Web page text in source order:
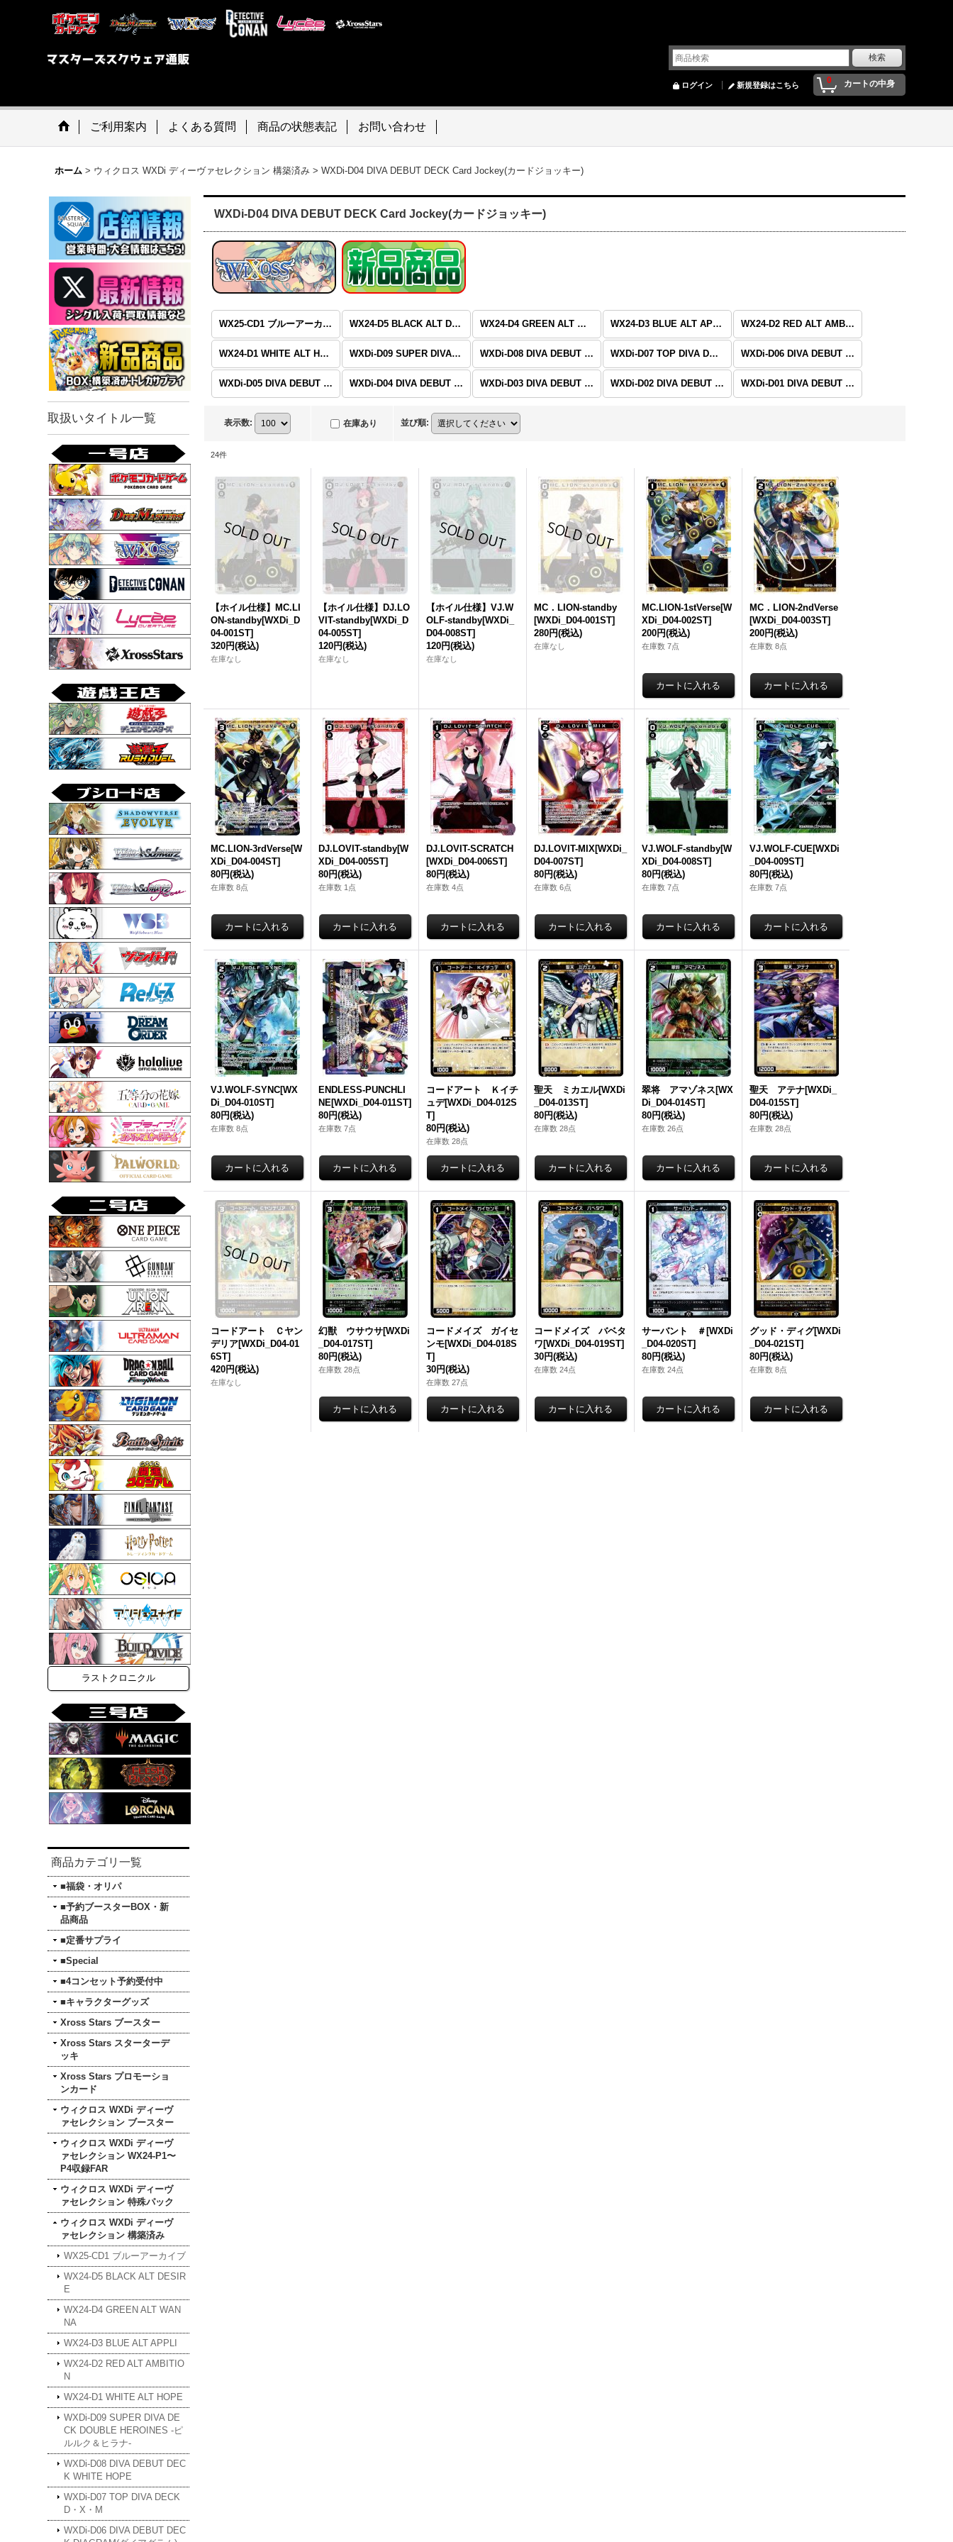
0 カートの中身
ログイン 新規登録はこちら
ご利用案内 よくある質問 商品の状態表記 お問い合わせ
ホーム > ウィクロス WXDi ディーヴァセレクション 構築済み > WXDi-D04 DIVA DEBUT DECK Card Jockey(カードジョッキー)
取扱いタイトル一覧
ラストクロニクル
商品カテゴリ一覧
■福袋・オリパ
■予約ブースターBOX・新
品商品
■定番サプライ
■Special
■4コンセット予約受付中
■キャラクターグッズ
Xross Stars ブースター
Xross Stars スターターデ
ッキ
Xross Stars プロモーショ
ンカード
ウィクロス WXDi ディーヴ
ァセレクション ブースター
ウィクロス WXDi ディーヴ
ァセレクション WX24-P1〜
P4収録FAR
ウィクロス WXDi ディーヴ
ァセレクション 特殊パック
ウィクロス WXDi ディーヴ
ァセレクション 構築済み
WX25-CD1 ブルーアーカイブ
WX24-D5 BLACK ALT DESIR
E
WX24-D4 GREEN ALT WAN
NA
WX24-D3 BLUE ALT APPLI
WX24-D2 RED ALT AMBITIO
N
WX24-D1 WHITE ALT HOPE
WXDi-D09 SUPER DIVA DE
CK DOUBLE HEROINES -ピ
ルルク＆ヒラナ-
WXDi-D08 DIVA DEBUT DEC
K WHITE HOPE
WXDi-D07 TOP DIVA DECK
D・X・M
WXDi-D06 DIVA DEBUT DEC
WXDi-D04 DIVA DEBUT DECK Card Jockey(カードジョッキー)
WX25-CD1 ブルーアーカイブ WX24-D5 BLACK ALT DESIRE WX24-D4 GREEN ALT WANNA WX24-D3 BLUE ALT APPLI WX24-D2 RED ALT AMBITION
WX24-D1 WHITE ALT HOPE WXDi-D09 SUPER DIVA DECK DOUBLE HEROINES -ピルルク＆ヒラナ- WXDi-D08 DIVA DEBUT DECK WHITE HOPE WXDi-D07 TOP DIVA DECK D・X・M WXDi-D06 DIVA DEBUT DECK DIAGRAM(ダイアグラム)
WXDi-D05 DIVA DEBUT DECK うちゅうのはじまり WXDi-D04 DIVA DEBUT DECK Card Jockey(カードジョッキー) WXDi-D03 DIVA DEBUT DECK No Limit(ノーリミット) WXDi-D02 DIVA DEBUT DECK にじさんじ ver.さんばか WXDi-D01 DIVA DEBUT DECK アンシエントサプライズ
表示数: 在庫あり 並び順:
24件
【ホイル仕様】MC.LI
ON-standby[WXDi_D
04-001ST]
320円(税込)
在庫なし
【ホイル仕様】DJ.LO
VIT-standby[WXDi_D
04-005ST]
120円(税込)
在庫なし
【ホイル仕様】VJ.W
OLF-standby[WXDi_
D04-008ST]
120円(税込)
在庫なし
MC．LION-standby
[WXDi_D04-001ST]
280円(税込)
在庫なし
MC.LION-1stVerse[W
XDi_D04-002ST]
200円(税込)
在庫数 7点
MC．LION-2ndVerse
[WXDi_D04-003ST]
200円(税込)
在庫数 8点
MC.LION-3rdVerse[W
XDi_D04-004ST]
80円(税込)
在庫数 8点
DJ.LOVIT-standby[W
XDi_D04-005ST]
80円(税込)
在庫数 1点
DJ.LOVIT-SCRATCH
[WXDi_D04-006ST]
80円(税込)
在庫数 4点
DJ.LOVIT-MIX[WXDi_
D04-007ST]
80円(税込)
在庫数 6点
VJ.WOLF-standby[W
XDi_D04-008ST]
80円(税込)
在庫数 7点
VJ.WOLF-CUE[WXDi
_D04-009ST]
80円(税込)
在庫数 7点
VJ.WOLF-SYNC[WX
Di_D04-010ST]
80円(税込)
在庫数 8点
ENDLESS-PUNCHLI
NE[WXDi_D04-011ST]
80円(税込)
在庫数 7点
コードアート Ｋイチ
ュデ[WXDi_D04-012S
T]
80円(税込)
在庫数 28点
聖天 ミカエル[WXDi
_D04-013ST]
80円(税込)
在庫数 28点
翠将 アマゾネス[WX
Di_D04-014ST]
80円(税込)
在庫数 26点
聖天 アテナ[WXDi_
D04-015ST]
80円(税込)
在庫数 28点
コードアート Ｃヤン
デリア[WXDi_D04-01
6ST]
420円(税込)
在庫なし
幻獣 ウサウサ[WXDi
_D04-017ST]
80円(税込)
在庫数 28点
コードメイズ ガイセ
ンモ[WXDi_D04-018S
T]
30円(税込)
在庫数 27点
コードメイズ バベタ
ワ[WXDi_D04-019ST]
30円(税込)
在庫数 24点
サーバント ＃[WXDi
_D04-020ST]
80円(税込)
在庫数 24点
グッド・ディグ[WXDi
_D04-021ST]
80円(税込)
在庫数 8点